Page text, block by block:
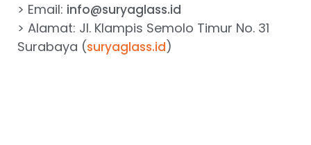
> Email: info@suryaglass.id
> Alamat: Jl. Klampis Semolo Timur No. 31
Surabaya (suryaglass.id)